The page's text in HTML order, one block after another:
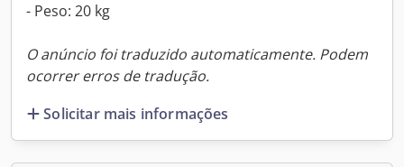
- Peso: 20 kg
O anúncio foi traduzido automaticamente. Podem
ocorrer erros de tradução.
Solicitar mais informações